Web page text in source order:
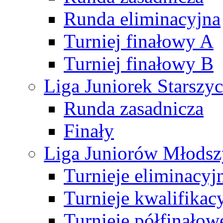
Runda eliminacyjna
Turniej finałowy A
Turniej finałowy B
Liga Juniorek
Runda zasadnicza
Finały
Liga Juniorów
Turnieje
Turnieje